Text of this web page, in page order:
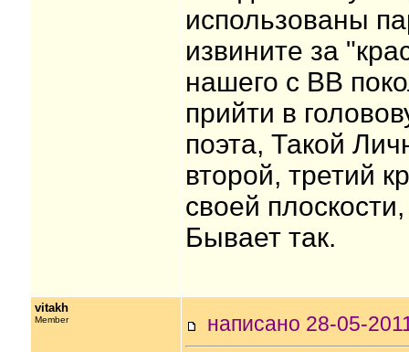
использованы
извините за
нашего с ВВ
прийти в
поэта, Такой
второй, третий
своей
Бывает так.
vitakh
Member написано 28-05-